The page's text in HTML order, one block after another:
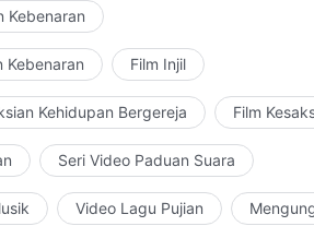
sekalipun kakimu patah ketika
engkau menjadi martir dalam
adalah pelaku kejahatan.
Kebenaran
Kebenaran Film Injil
Kehidupan Bergereja Film
Seri Video Paduan Suara
Video Lagu Pujian